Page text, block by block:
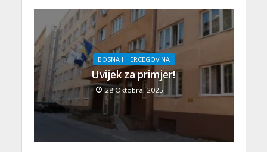
BOSNA I HERCEGOVINA
Uvijek za primjer!
28 Oktobra, 2025